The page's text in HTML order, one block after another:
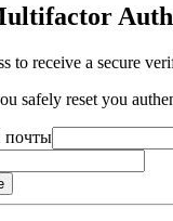
to receive a secure
safely reset you
почты